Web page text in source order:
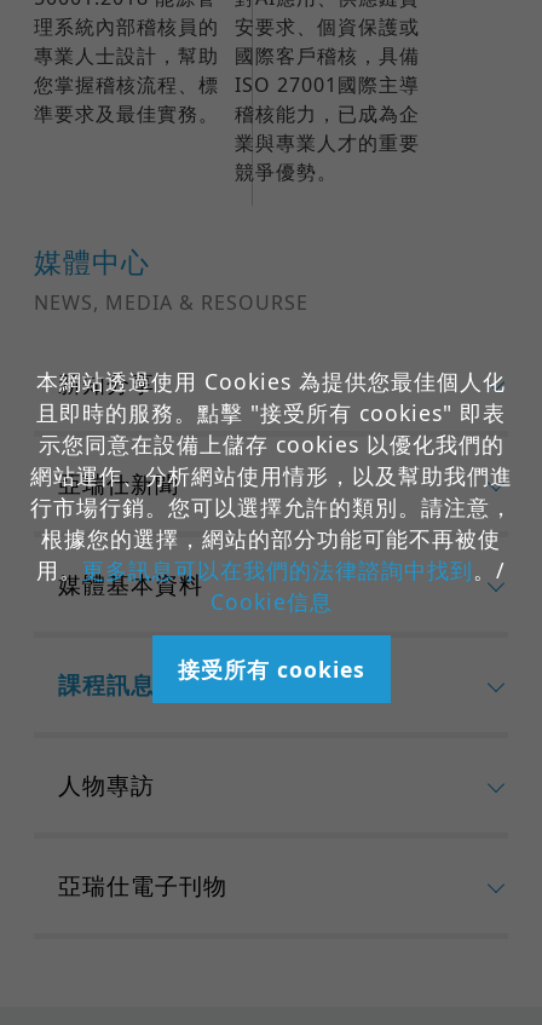
媒體中心
NEWS, MEDIA & RESOURSE
新知分享
亞瑞仕新聞
媒體基本資料
課程訊息
人物專訪
亞瑞仕電子刊物
理系統內部稽核員的
專業人士設計，幫助
您掌握稽核流程、標
準要求及最佳實務。
安要求、個資保護或
國際客戶稽核，具備
ISO 27001國際主導
稽核能力，已成為企
業與專業人才的重要
競爭優勢。
本網站透過使用 Cookies 為提供您最佳個人化
且即時的服務。點擊 "接受所有 cookies" 即表
示您同意在設備上儲存 cookies 以優化我們的
網站運作、分析網站使用情形，以及幫助我們進
行市場行銷。您可以選擇允許的類別。請注意，
根據您的選擇，網站的部分功能可能不再被使
用。 更多訊息可以在我們的法律諮詢中找到。/
Cookie信息
接受所有 cookies